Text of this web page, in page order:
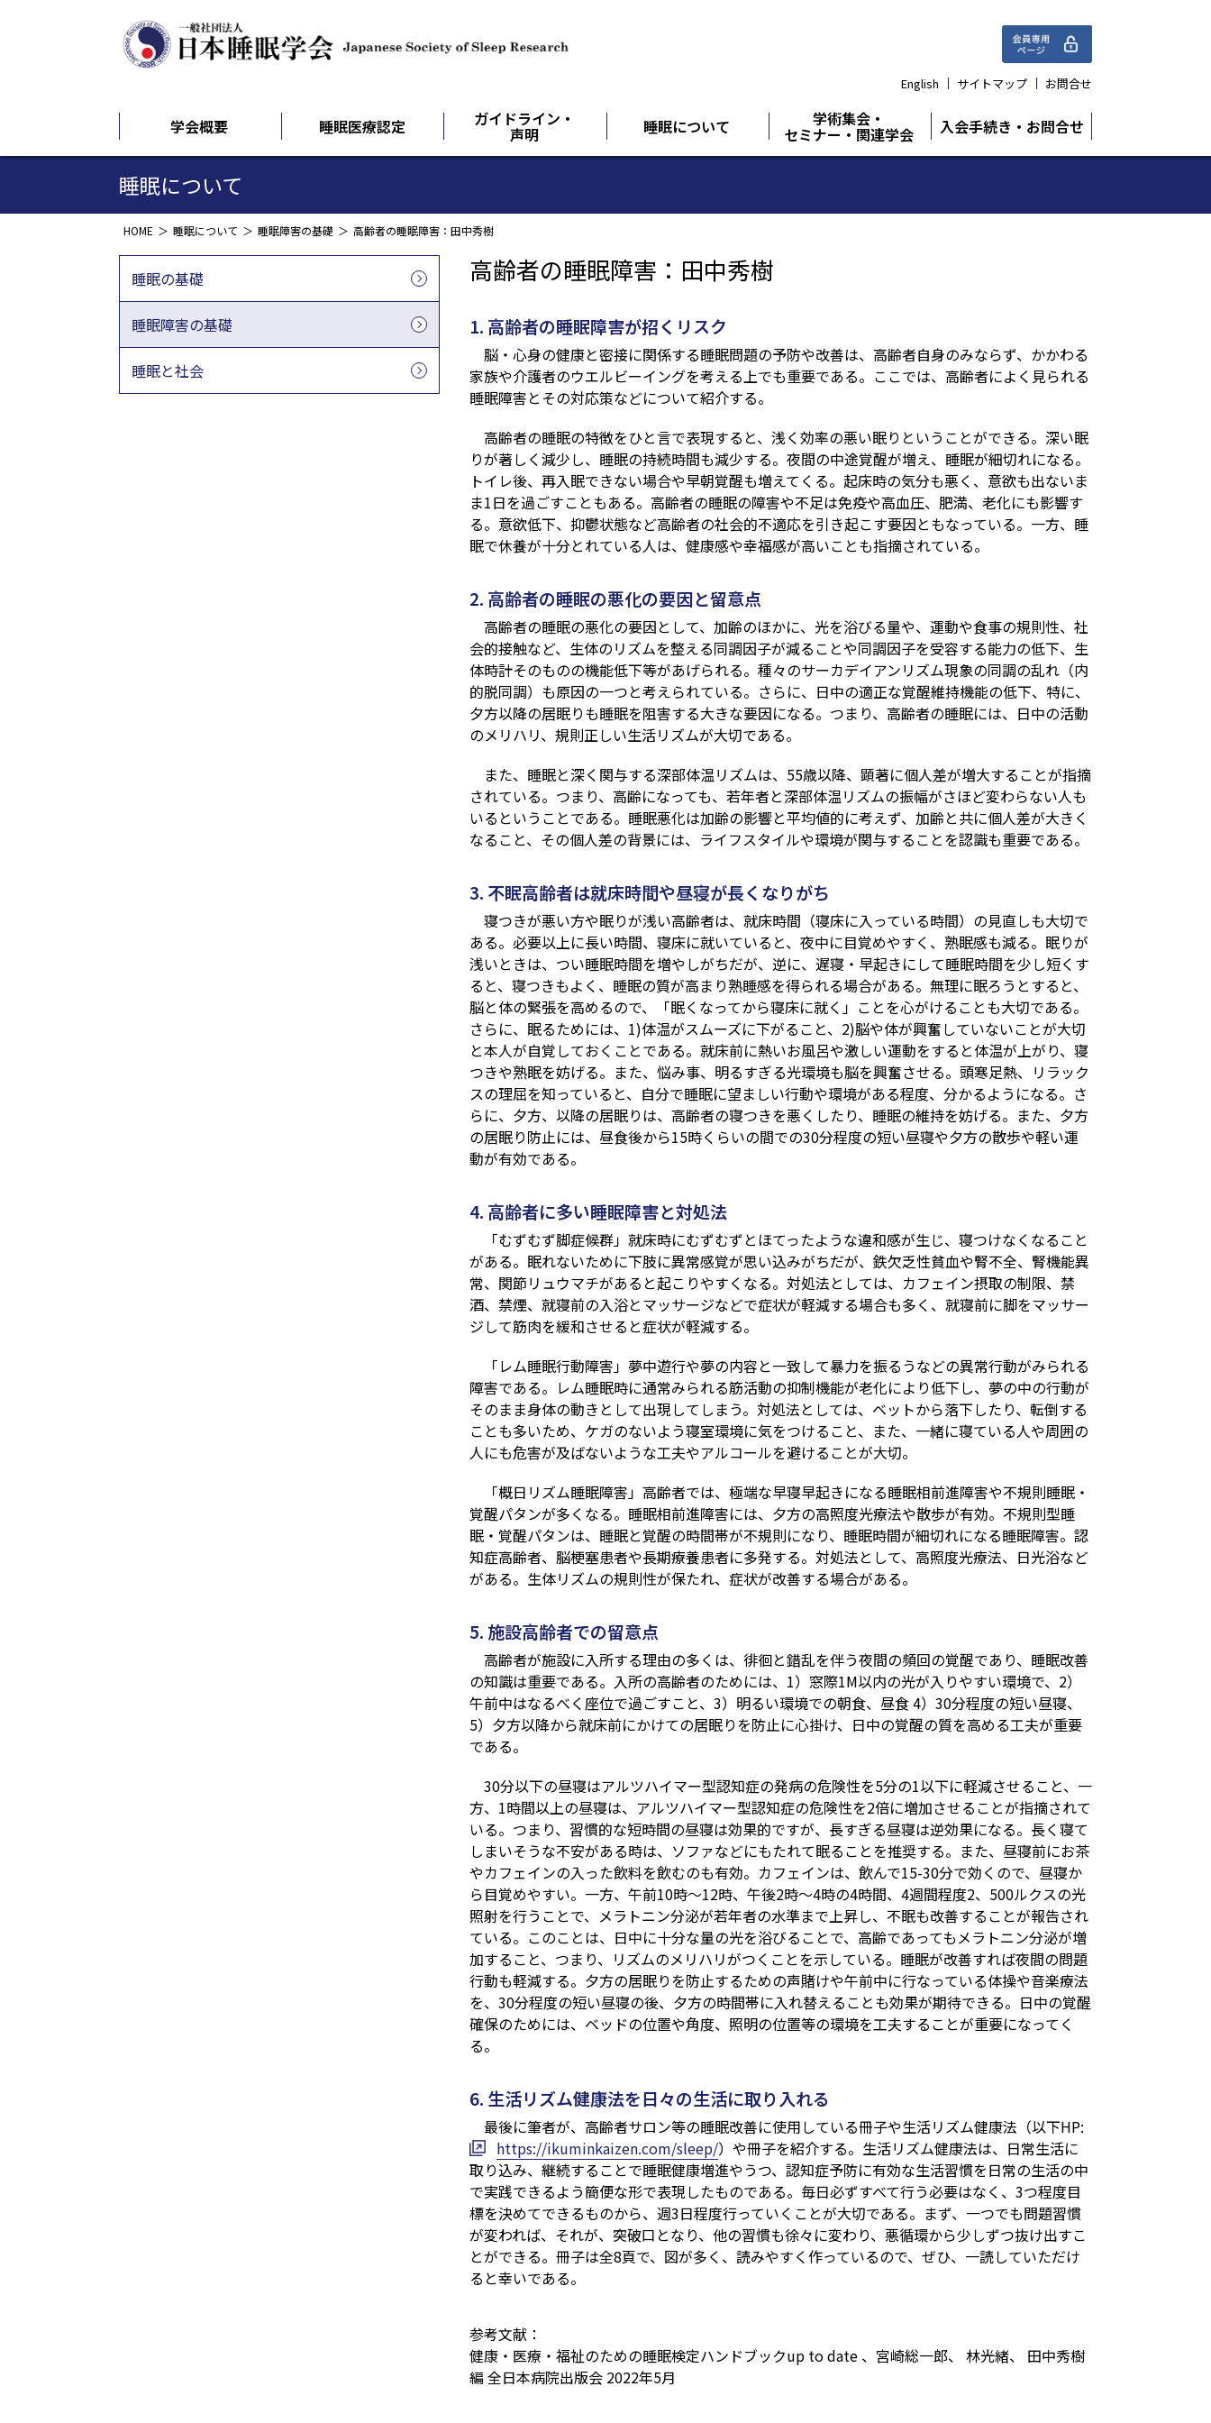
English サイトマップ お問合せ
学会概要 睡眠医療認定 ガイドライン・
声明 睡眠について 学術集会・
セミナー・関連学会 入会手続き・お問合せ
睡眠について
HOME 睡眠について 睡眠障害の基礎 高齢者の睡眠障害：田中秀樹
睡眠の基礎
睡眠障害の基礎
睡眠と社会
高齢者の睡眠障害：田中秀樹
1. 高齢者の睡眠障害が招くリスク
脳・心身の健康と密接に関係する睡眠問題の予防や改善は、高齢者自身のみならず、かかわる
家族や介護者のウエルビーイングを考える上でも重要である。ここでは、高齢者によく見られる
睡眠障害とその対応策などについて紹介する。
高齢者の睡眠の特徴をひと言で表現すると、浅く効率の悪い眠りということができる。深い眠
りが著しく減少し、睡眠の持続時間も減少する。夜間の中途覚醒が増え、睡眠が細切れになる。
トイレ後、再入眠できない場合や早朝覚醒も増えてくる。起床時の気分も悪く、意欲も出ないま
ま1日を過ごすこともある。高齢者の睡眠の障害や不足は免疫や高血圧、肥満、老化にも影響す
る。意欲低下、抑鬱状態など高齢者の社会的不適応を引き起こす要因ともなっている。一方、睡
眠で休養が十分とれている人は、健康感や幸福感が高いことも指摘されている。
2. 高齢者の睡眠の悪化の要因と留意点
高齢者の睡眠の悪化の要因として、加齢のほかに、光を浴びる量や、運動や食事の規則性、社
会的接触など、生体のリズムを整える同調因子が減ることや同調因子を受容する能力の低下、生
体時計そのものの機能低下等があげられる。種々のサーカデイアンリズム現象の同調の乱れ（内
的脱同調）も原因の一つと考えられている。さらに、日中の適正な覚醒維持機能の低下、特に、
夕方以降の居眠りも睡眠を阻害する大きな要因になる。つまり、高齢者の睡眠には、日中の活動
のメリハリ、規則正しい生活リズムが大切である。
また、睡眠と深く関与する深部体温リズムは、55歳以降、顕著に個人差が増大することが指摘
されている。つまり、高齢になっても、若年者と深部体温リズムの振幅がさほど変わらない人も
いるということである。睡眠悪化は加齢の影響と平均値的に考えず、加齢と共に個人差が大きく
なること、その個人差の背景には、ライフスタイルや環境が関与することを認識も重要である。
3. 不眠高齢者は就床時間や昼寝が長くなりがち
寝つきが悪い方や眠りが浅い高齢者は、就床時間（寝床に入っている時間）の見直しも大切で
ある。必要以上に長い時間、寝床に就いていると、夜中に目覚めやすく、熟眠感も減る。眠りが
浅いときは、つい睡眠時間を増やしがちだが、逆に、遅寝・早起きにして睡眠時間を少し短くす
ると、寝つきもよく、睡眠の質が高まり熟睡感を得られる場合がある。無理に眠ろうとすると、
脳と体の緊張を高めるので、「眠くなってから寝床に就く」ことを心がけることも大切である。
さらに、眠るためには、1)体温がスムーズに下がること、2)脳や体が興奮していないことが大切
と本人が自覚しておくことである。就床前に熱いお風呂や激しい運動をすると体温が上がり、寝
つきや熟眠を妨げる。また、悩み事、明るすぎる光環境も脳を興奮させる。頭寒足熱、リラック
スの理屈を知っていると、自分で睡眠に望ましい行動や環境がある程度、分かるようになる。さ
らに、夕方、以降の居眠りは、高齢者の寝つきを悪くしたり、睡眠の維持を妨げる。また、夕方
の居眠り防止には、昼食後から15時くらいの間での30分程度の短い昼寝や夕方の散歩や軽い運
動が有効である。
4. 高齢者に多い睡眠障害と対処法
「むずむず脚症候群」就床時にむずむずとほてったような違和感が生じ、寝つけなくなること
がある。眠れないために下肢に異常感覚が思い込みがちだが、鉄欠乏性貧血や腎不全、腎機能異
常、関節リュウマチがあると起こりやすくなる。対処法としては、カフェイン摂取の制限、禁
酒、禁煙、就寝前の入浴とマッサージなどで症状が軽減する場合も多く、就寝前に脚をマッサー
ジして筋肉を緩和させると症状が軽減する。
「レム睡眠行動障害」夢中遊行や夢の内容と一致して暴力を振るうなどの異常行動がみられる
障害である。レム睡眠時に通常みられる筋活動の抑制機能が老化により低下し、夢の中の行動が
そのまま身体の動きとして出現してしまう。対処法としては、ベットから落下したり、転倒する
ことも多いため、ケガのないよう寝室環境に気をつけること、また、一緒に寝ている人や周囲の
人にも危害が及ばないような工夫やアルコールを避けることが大切。
「概日リズム睡眠障害」高齢者では、極端な早寝早起きになる睡眠相前進障害や不規則睡眠・
覚醒パタンが多くなる。睡眠相前進障害には、夕方の高照度光療法や散歩が有効。不規則型睡
眠・覚醒パタンは、睡眠と覚醒の時間帯が不規則になり、睡眠時間が細切れになる睡眠障害。認
知症高齢者、脳梗塞患者や長期療養患者に多発する。対処法として、高照度光療法、日光浴など
がある。生体リズムの規則性が保たれ、症状が改善する場合がある。
5. 施設高齢者での留意点
高齢者が施設に入所する理由の多くは、徘徊と錯乱を伴う夜間の頻回の覚醒であり、睡眠改善
の知識は重要である。入所の高齢者のためには、1）窓際1M以内の光が入りやすい環境で、2）
午前中はなるべく座位で過ごすこと、3）明るい環境での朝食、昼食 4）30分程度の短い昼寝、
5）夕方以降から就床前にかけての居眠りを防止に心掛け、日中の覚醒の質を高める工夫が重要
である。
30分以下の昼寝はアルツハイマー型認知症の発病の危険性を5分の1以下に軽減させること、一
方、1時間以上の昼寝は、アルツハイマー型認知症の危険性を2倍に増加させることが指摘されて
いる。つまり、習慣的な短時間の昼寝は効果的ですが、長すぎる昼寝は逆効果になる。長く寝て
しまいそうな不安がある時は、ソファなどにもたれて眠ることを推奨する。また、昼寝前にお茶
やカフェインの入った飲料を飲むのも有効。カフェインは、飲んで15-30分で効くので、昼寝か
ら目覚めやすい。一方、午前10時～12時、午後2時～4時の4時間、4週間程度2、500ルクスの光
照射を行うことで、メラトニン分泌が若年者の水準まで上昇し、不眠も改善することが報告され
ている。このことは、日中に十分な量の光を浴びることで、高齢であってもメラトニン分泌が増
加すること、つまり、リズムのメリハリがつくことを示している。睡眠が改善すれば夜間の問題
行動も軽減する。夕方の居眠りを防止するための声賭けや午前中に行なっている体操や音楽療法
を、30分程度の短い昼寝の後、夕方の時間帯に入れ替えることも効果が期待できる。日中の覚醒
確保のためには、ベッドの位置や角度、照明の位置等の環境を工夫することが重要になってく
る。
6. 生活リズム健康法を日々の生活に取り入れる
最後に筆者が、高齢者サロン等の睡眠改善に使用している冊子や生活リズム健康法（以下HP:
https://ikuminkaizen.com/sleep/）や冊子を紹介する。生活リズム健康法は、日常生活に
取り込み、継続することで睡眠健康増進やうつ、認知症予防に有効な生活習慣を日常の生活の中
で実践できるよう簡便な形で表現したものである。毎日必ずすべて行う必要はなく、3つ程度目
標を決めてできるものから、週3日程度行っていくことが大切である。まず、一つでも問題習慣
が変われば、それが、突破口となり、他の習慣も徐々に変わり、悪循環から少しずつ抜け出すこ
とができる。冊子は全8頁で、図が多く、読みやすく作っているので、ぜひ、一読していただけ
ると幸いである。
参考文献：
健康・医療・福祉のための睡眠検定ハンドブックup to date 、宮崎総一郎、 林光緒、 田中秀樹
編 全日本病院出版会 2022年5月